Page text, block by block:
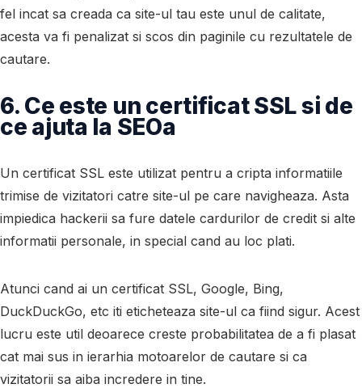
fel incat sa creada ca site-ul tau este unul de calitate,
acesta va fi penalizat si scos din paginile cu rezultatele de
cautare.
6. Ce este un certificat SSL si de
ce ajuta la SEOa
Un certificat SSL este utilizat pentru a cripta informatiile
trimise de vizitatori catre site-ul pe care navigheaza. Asta
impiedica hackerii sa fure datele cardurilor de credit si alte
informatii personale, in special cand au loc plati.
Atunci cand ai un certificat SSL, Google, Bing,
DuckDuckGo, etc iti eticheteaza site-ul ca fiind sigur. Acest
lucru este util deoarece creste probabilitatea de a fi plasat
cat mai sus in ierarhia motoarelor de cautare si ca
vizitatorii sa aiba incredere in tine.